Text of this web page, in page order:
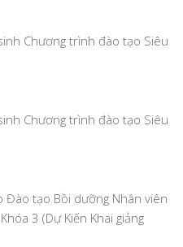
Chương trình đào tạo Siêu
Chương trình đào tạo Siêu
Đào tạo Bồi dưỡng Nhân viên
3 (Dự Kiến Khai giảng